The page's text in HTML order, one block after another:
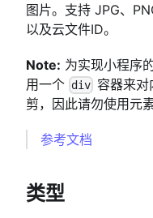
图片。支持 JPG、
以及云文件ID。
Note: 为实现小程序
用一个 div 容器来
剪，因此请勿使用元
参考文档
类型